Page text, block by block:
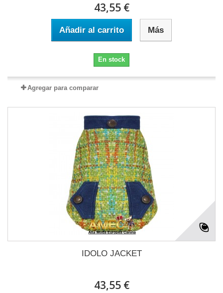
43,55 €
Añadir al carrito Más
En stock
Agregar para comparar
IDOLO JACKET
43,55 €